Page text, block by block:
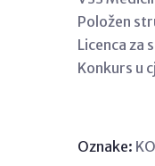
Položen
Licenca za
Konkurs u
Oznake: